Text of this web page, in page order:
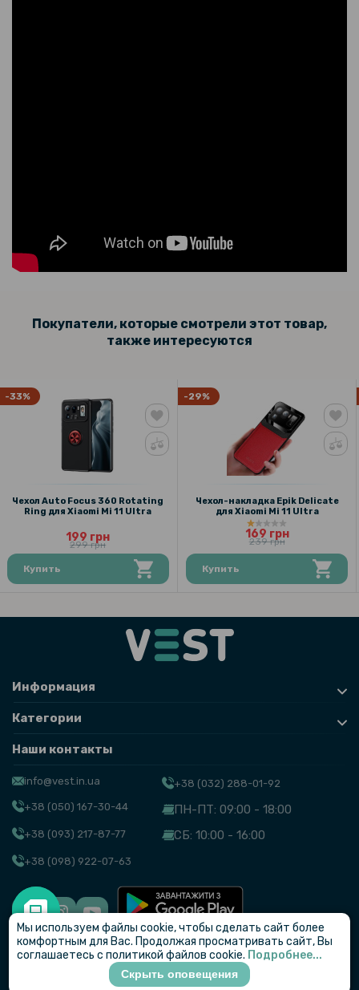
Покупатели, которые смотрели этот товар,
также интересуются
-33%
Чехол Auto Focus 360 Rotating
Ring для Xiaomi Mi 11 Ultra
199 грн
299 грн
Купить
-29%
Чехол-накладка Epik Delicate
для Xiaomi Mi 11 Ultra
169 грн
239 грн
Купить
Информация
Категории
Наши контакты
info@vest.in.ua
+38 (050) 167-30-44
+38 (093) 217-87-77
+38 (098) 922-07-63
+38 (032) 288-01-92
ПН-ПТ: 09:00 - 18:00
СБ: 10:00 - 16:00
© VEST
Мы используем файлы cookie, чтобы сделать сайт более
комфортным для Вас. Продолжая просматривать сайт, Вы
соглашаетесь с политикой файлов cookie. Подробнее...
Скрыть оповещения